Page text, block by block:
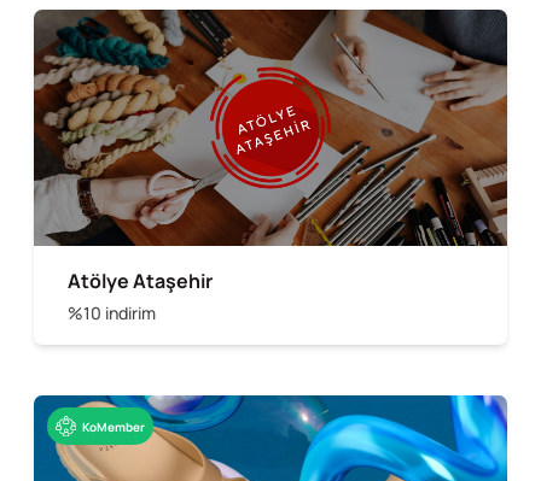
Atölye Ataşehir
%10 indirim
KoMember